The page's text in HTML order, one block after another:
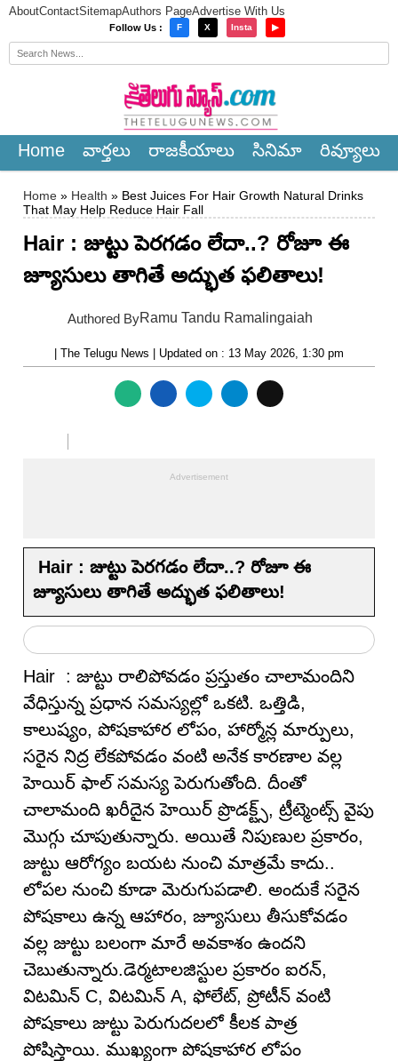
AboutContactSitemapAuthors PageAdvertise With Us
Follow Us : F X Insta ▶
Home వార్త‌లు రాజ‌కీయాలు సినిమా రివ్యూలు
Home » Health » Best Juices For Hair Growth Natural Drinks
That May Help Reduce Hair Fall
Hair : జుట్టు పెరగడం లేదా..? రోజూ ఈ
జ్యూసులు తాగితే అద్భుత ఫలితాలు!
Authored ByRamu Tandu Ramalingaiah
| The Telugu News | Updated on : 13 May 2026, 1:30 pm
Hair : జుట్టు పెరగడం లేదా..? రోజూ ఈ
జ్యూసులు తాగితే అద్భుత ఫలితాలు!
Hair : జుట్టు రాలిపోవడం ప్రస్తుతం చాలామందిని
వేధిస్తున్న ప్రధాన సమస్యల్లో ఒకటి. ఒత్తిడి,
కాలుష్యం, పోషకాహార లోపం, హార్మోన్ల మార్పులు,
సరైన నిద్ర లేకపోవడం వంటి అనేక కారణాల వల్ల
హెయిర్ ఫాల్ సమస్య పెరుగుతోంది. దీంతో
చాలామంది ఖరీదైన హెయిర్ ప్రొడక్ట్స్‌, ట్రీట్మెంట్స్ వైపు
మొగ్గు చూపుతున్నారు. అయితే నిపుణుల ప్రకారం,
జుట్టు ఆరోగ్యం బయట నుంచి మాత్రమే కాదు..
లోపల నుంచి కూడా మెరుగుపడాలి. అందుకే సరైన
పోషకాలు ఉన్న ఆహారం, జ్యూసులు తీసుకోవడం
వల్ల జుట్టు బలంగా మారే అవకాశం ఉందని
చెబుతున్నారు.డెర్మటాలజిస్టుల ప్రకారం ఐరన్‌,
విటమిన్ C, విటమిన్ A, ఫోలేట్‌, ప్రోటీన్ వంటి
పోషకాలు జుట్టు పెరుగుదలలో కీలక పాత్ర
పోషిస్తాయి. ముఖ్యంగా పోషకాహార లోపం